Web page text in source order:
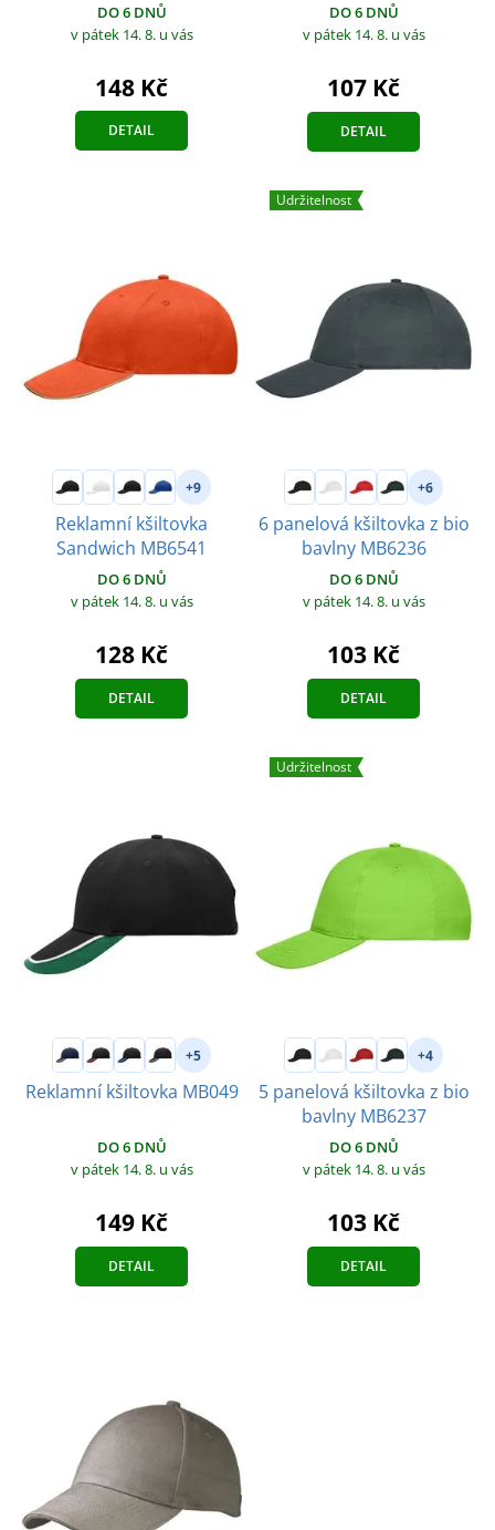
DO 6 DNŮ
v pátek 14. 8. u vás
148 Kč
DETAIL
DO 6 DNŮ
v pátek 14. 8. u vás
107 Kč
DETAIL
+9
Reklamní kšiltovka
Sandwich MB6541
DO 6 DNŮ
v pátek 14. 8. u vás
128 Kč
DETAIL
Udržitelnost
+6
6 panelová kšiltovka z bio
bavlny MB6236
DO 6 DNŮ
v pátek 14. 8. u vás
103 Kč
DETAIL
+5
Reklamní kšiltovka MB049
DO 6 DNŮ
v pátek 14. 8. u vás
149 Kč
DETAIL
Udržitelnost
+4
5 panelová kšiltovka z bio
bavlny MB6237
DO 6 DNŮ
v pátek 14. 8. u vás
103 Kč
DETAIL